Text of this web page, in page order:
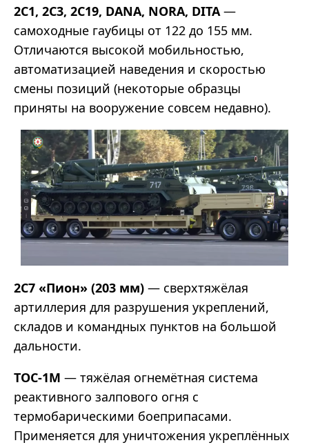
2С1, 2С3, 2С19, DANA, NORA, DITA —
самоходные гаубицы от 122 до 155 мм.
Отличаются высокой мобильностью,
автоматизацией наведения и скоростью
смены позиций (некоторые образцы
приняты на вооружение совсем недавно).
2С7 «Пион» (203 мм) — сверхтяжёлая
артиллерия для разрушения укреплений,
складов и командных пунктов на большой
дальности.
ТОС-1М — тяжёлая огнемётная система
реактивного залпового огня с
термобарическими боеприпасами.
Применяется для уничтожения укреплённых